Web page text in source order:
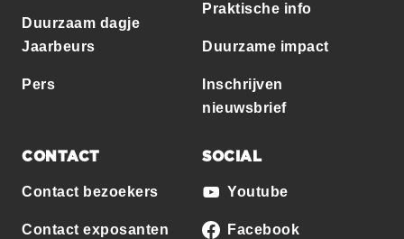
Duurzaam dagje
Jaarbeurs
Pers
Praktische info
Duurzame impact
Inschrijven
nieuwsbrief
CONTACT
Contact bezoekers
Contact exposanten
SOCIAL
Youtube
Facebook